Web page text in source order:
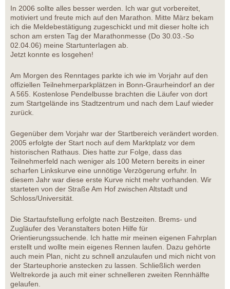
In 2006 sollte alles besser werden. Ich war gut vorbereitet,
motiviert und freute mich auf den Marathon. Mitte März bekam
ich die Meldebestätigung zugeschickt und mit dieser holte ich
schon am ersten Tag der Marathonmesse (Do 30.03.-So
02.04.06) meine Startunterlagen ab.
Jetzt konnte es losgehen!
Am Morgen des Renntages parkte ich wie im Vorjahr auf den
offiziellen Teilnehmerparkplätzen in Bonn-Graurheindorf an der
A 565. Kostenlose Pendelbusse brachten die Läufer von dort
zum Startgelände ins Stadtzentrum und nach dem Lauf wieder
zurück.
Gegenüber dem Vorjahr war der Startbereich verändert worden.
2005 erfolgte der Start noch auf dem Marktplatz vor dem
historischen Rathaus. Dies hatte zur Folge, dass das
Teilnehmerfeld nach weniger als 100 Metern bereits in einer
scharfen Linkskurve eine unnötige Verzögerung erfuhr. In
diesem Jahr war diese erste Kurve nicht mehr vorhanden. Wir
starteten von der Straße Am Hof zwischen Altstadt und
Schloss/Universität.
Die Startaufstellung erfolgte nach Bestzeiten. Brems- und
Zugläufer des Veranstalters boten Hilfe für
Orientierungssuchende. Ich hatte mir meinen eigenen Fahrplan
erstellt und wollte mein eigenes Rennen laufen. Dazu gehörte
auch mein Plan, nicht zu schnell anzulaufen und mich nicht von
der Starteuphorie anstecken zu lassen. Schließlich werden
Weltrekorde ja auch mit einer schnelleren zweiten Rennhälfte
gelaufen.